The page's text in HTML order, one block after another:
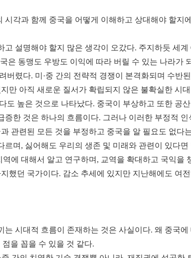
각과 함께 중국을 어떻게 이해하고 상대해야 할지
설명해야 할지 많은 생각이 오갔다. 주지하듯 세계
은 동맹도 우방도 이익에 따라 버릴 수 있는 나라가
렸다. 미·중 간의 전략적 경쟁이 본격화되며 수반
만 아직 새로운 질서가 확립되지 않은 불확실한 시
높은 것으로 나타났다. 중국이 부상하고 또한 공
한 것은 하나의 흐름이다. 그러나 이러한 부정적 인
관련된 모든 것을 부정하고 중국을 알 필요도 없다
르며, 싫어해도 우리의 생존 및 미래와 관련이 있다
에 대해서 알고 연구하며, 교역을 확대하고 국익을
했던 국가이다. 감소 추세에 있지만 지난해에도 여
시대적 흐름이 존재하는 것은 사실이다. 왜 중국
을 꼽을 수 있을 것 같다.